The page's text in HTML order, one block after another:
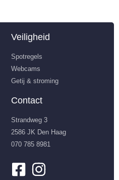
Veiligheid
Spotregels
Webcams
Getij & stroming
Contact
Strandweg 3
2586 JK Den Haag
070 785 8981